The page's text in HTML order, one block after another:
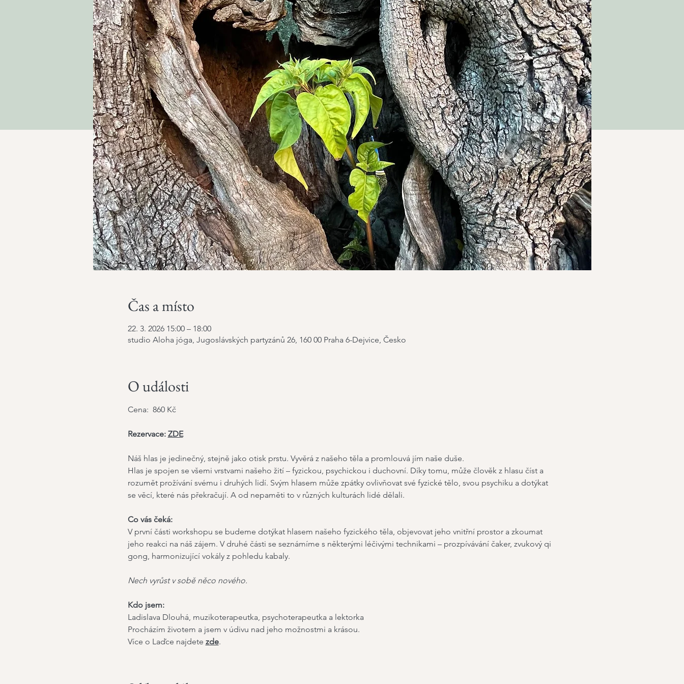
Čas a místo
22. 3. 2026 15:00 – 18:00
studio Aloha jóga, Jugoslávských partyzánů 26, 160 00 Praha 6-Dejvice, Česko
O události
Cena:  860 Kč
Rezervace: ZDE
Náš hlas je jedinečný, stejně jako otisk prstu. Vyvěrá z našeho těla a promlouvá jím naše duše.
Hlas je spojen se všemi vrstvami našeho žití – fyzickou, psychickou i duchovní. Díky tomu, může člověk z hlasu číst a
rozumět prožívání svému i druhých lidí. Svým hlasem může zpátky ovlivňovat své fyzické tělo, svou psychiku a dotýkat
se věcí, které nás překračují. A od nepaměti to v různých kulturách lidé dělali.
Co vás čeká:
V první části workshopu se budeme dotýkat hlasem našeho fyzického těla, objevovat jeho vnitřní prostor a zkoumat
jeho reakci na náš zájem. V druhé části se seznámíme s některými léčivými technikami – prozpívávání čaker, zvukový qi
gong, harmonizující vokály z pohledu kabaly.
Nech vyrůst v sobě něco nového.
Kdo jsem:
Ladislava Dlouhá, muzikoterapeutka, psychoterapeutka a lektorka
Procházím životem a jsem v údivu nad jeho možnostmi a krásou.
Více o Laďce najdete zde.